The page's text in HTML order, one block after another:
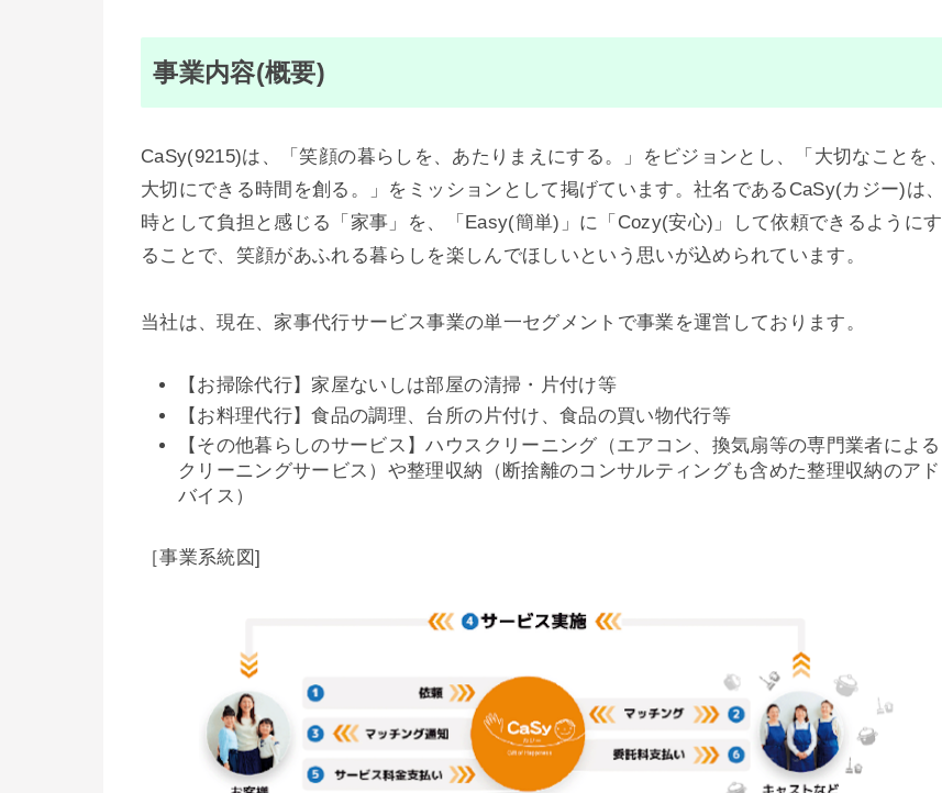
事業内容(概要)
CaSy(9215)は、「笑顔の暮らしを、あたりまえにする。」をビジョンとし、「大切なことを、
大切にできる時間を創る。」をミッションとして掲げています。社名であるCaSy(カジー)は、
時として負担と感じる「家事」を、「Easy(簡単)」に「Cozy(安心)」して依頼できるようにす
ることで、笑顔があふれる暮らしを楽しんでほしいという思いが込められています。
当社は、現在、家事代行サービス事業の単一セグメントで事業を運営しております。
【お掃除代行】家屋ないしは部屋の清掃・片付け等
【お料理代行】食品の調理、台所の片付け、食品の買い物代行等
【その他暮らしのサービス】ハウスクリーニング（エアコン、換気扇等の専門業者による
クリーニングサービス）や整理収納（断捨離のコンサルティングも含めた整理収納のアド
バイス）
［事業系統図]